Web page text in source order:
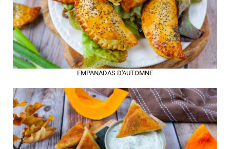
EMPANADAS D'AUTOMNE